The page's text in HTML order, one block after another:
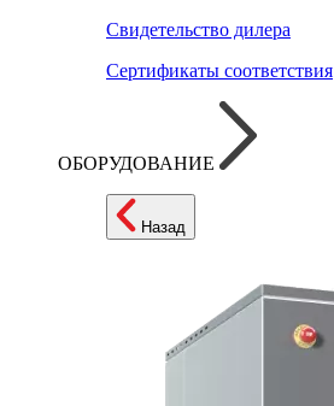
Свидетельство дилера
Сертификаты соответствия
ОБОРУДОВАНИЕ
Назад